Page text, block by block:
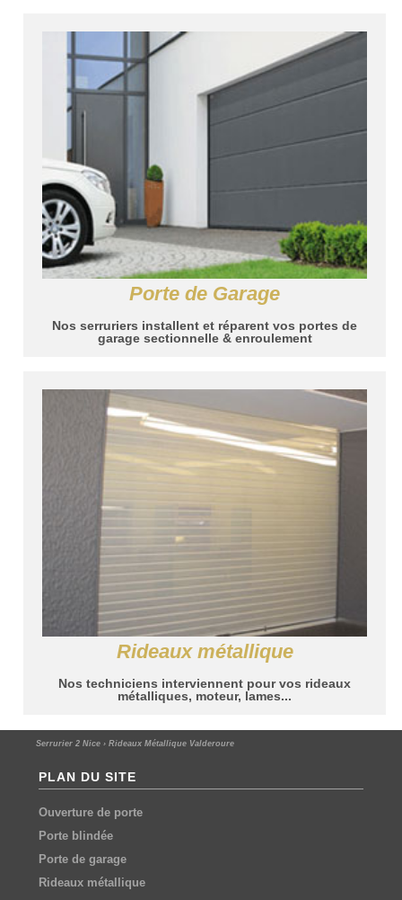
Porte de Garage
Nos serruriers installent et réparent vos portes de
garage sectionnelle & enroulement
Rideaux métallique
Nos techniciens interviennent pour vos rideaux
métalliques, moteur, lames...
Serrurier 2 Nice › Rideaux Métallique Valderoure
PLAN DU SITE
Ouverture de porte
Porte blindée
Porte de garage
Rideaux métallique